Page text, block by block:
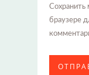
Сохранить
браузере